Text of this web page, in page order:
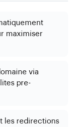
maximiser
via
pre-
les redirections